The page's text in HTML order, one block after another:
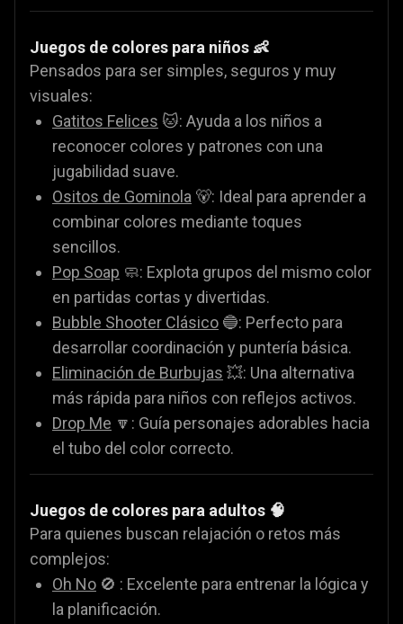
Juegos de colores para niños 👶
Pensados para ser simples, seguros y muy
visuales:
Gatitos Felices 🐱: Ayuda a los niños a
reconocer colores y patrones con una
jugabilidad suave.
Ositos de Gominola 🐻: Ideal para aprender a
combinar colores mediante toques
sencillos.
Pop Soap 🧼: Explota grupos del mismo color
en partidas cortas y divertidas.
Bubble Shooter Clásico 🔵: Perfecto para
desarrollar coordinación y puntería básica.
Eliminación de Burbujas 💥: Una alternativa
más rápida para niños con reflejos activos.
Drop Me 🔽: Guía personajes adorables hacia
el tubo del color correcto.
Juegos de colores para adultos 🧠
Para quienes buscan relajación o retos más
complejos:
Oh No 🚫 : Excelente para entrenar la lógica y
la planificación.